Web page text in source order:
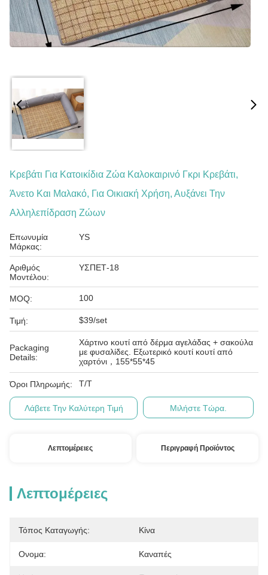
Κρεβάτι Για Κατοικίδια Ζώα Καλοκαιρινό Γκρι Κρεβάτι,
Άνετο Και Μαλακό, Για Οικιακή Χρήση, Αυξάνει Την
Αλληλεπίδραση Ζώων
Επωνυμία
Μάρκας:
YS
Αριθμός
Μοντέλου:
ΥΣΠΕΤ-18
MOQ: 100
Τιμή: $39/set
Packaging
Details:
Χάρτινο κουτί από δέρμα αγελάδας + σακούλα
με φυσαλίδες. Εξωτερικό κουτί κουτί από
χαρτόνι，155*55*45
Όροι Πληρωμής: T/T
Λάβετε Την Καλύτερη Τιμή Μιλήστε Τώρα.
Λεπτομέρειες Περιγραφή Προϊόντος
Λεπτομέρειες
Τόπος Καταγωγής: Κίνα
Ονομα: Καναπές